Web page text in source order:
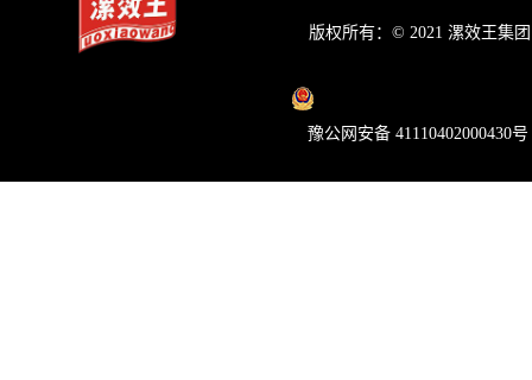
版权所有：© 2021 漯效王集团
豫公网安备 41110402000430号